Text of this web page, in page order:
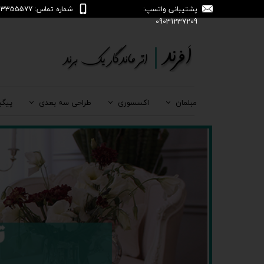
پشتیبانی واتسپ:
09031237209
شماره تماس: 04133355577
مبلمان اکسسوری طراحی سه بعدی